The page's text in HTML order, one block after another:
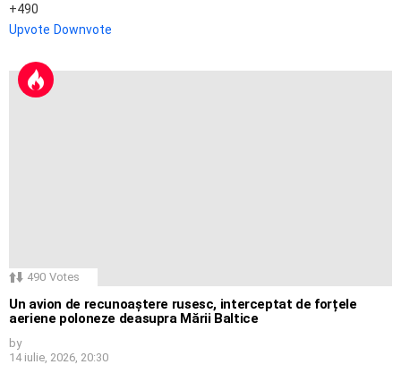
490
Upvote Downvote
490 Votes
Un avion de recunoaștere rusesc, interceptat de forțele
aeriene poloneze deasupra Mării Baltice
by
14 iulie, 2026, 20:30